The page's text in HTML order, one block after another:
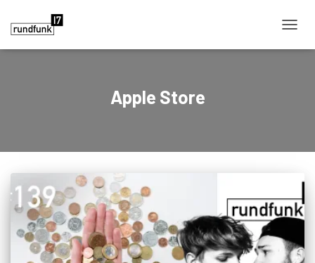
Apple Store